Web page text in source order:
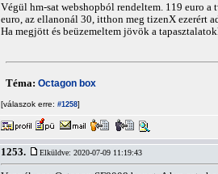
Végül hm-sat webshopból rendeltem. 119 euro
euro, az ellanonál 30, itthon meg tizenX ezerért
Ha megjött és beüzemeltem jövök a
Téma: Octagon box
[válaszok erre: #1258]
1253. Elküldve: 2020-07-09 11:19:43